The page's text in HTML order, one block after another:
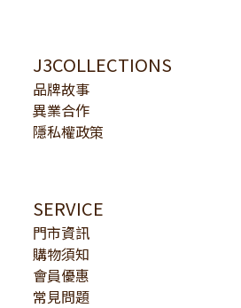
J3COLLECTIONS
品牌故事
異業合作
隱私權政策
SERVICE
門市資訊
購物須知
會員優惠
常見問題